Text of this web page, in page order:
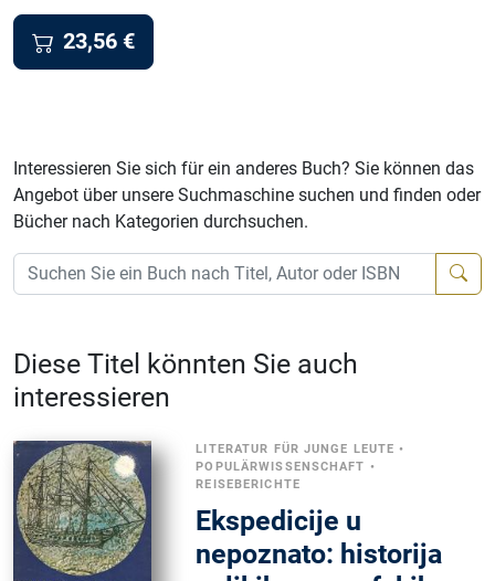
23,56 €
Interessieren Sie sich für ein anderes Buch? Sie können das
Angebot über unsere Suchmaschine suchen und finden oder
Bücher nach Kategorien durchsuchen.
Diese Titel könnten Sie auch
interessieren
LITERATUR FÜR JUNGE LEUTE •
POPULÄRWISSENSCHAFT •
REISEBERICHTE
Ekspedicije u
nepoznato: historija